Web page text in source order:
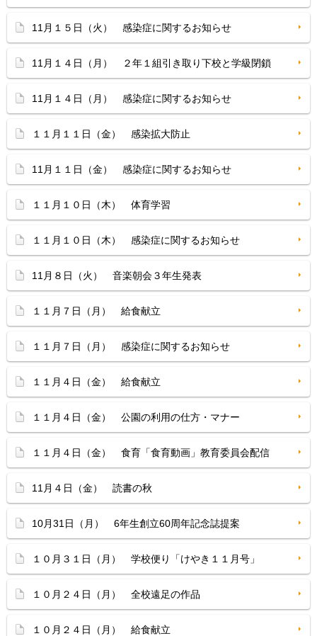
11月１５日（火） 感染症に関するお知らせ
11月１４日（月） ２年１組引き取り下校と学級閉鎖
11月１４日（月） 感染症に関するお知らせ
１１月１１日（金） 感染拡大防止
11月１１日（金） 感染症に関するお知らせ
１１月１０日（木） 体育学習
１１月１０日（木） 感染症に関するお知らせ
11月８日（火） 音楽朝会３年生発表
１１月７日（月） 給食献立
１１月７日（月） 感染症に関するお知らせ
１１月４日（金） 給食献立
１１月４日（金） 公園の利用の仕方・マナー
１１月４日（金） 食育「食育動画」教育委員会配信
11月４日（金） 読書の秋
10月31日（月） 6年生創立60周年記念誌提案
１０月３１日（月） 学校便り「けやき１１月号」
１０月２４日（月） 全校遠足の作品
１０月２４日（月） 給食献立